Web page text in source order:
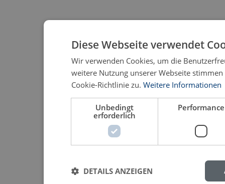
Diese Webseite verwendet
Wir verwenden Cookies, um die
weitere Nutzung unserer Webseite
Cookie-Richtlinie zu. Weitere Informationen
Unbedingt
erforderlich
Performance
DETAILS ANZEIGEN